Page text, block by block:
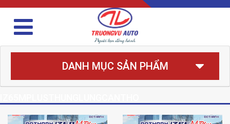
DANH MỤC SẢN PHẨM